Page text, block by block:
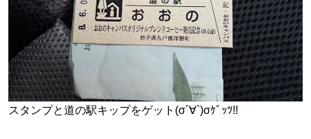
スタンプと道の駅キップをゲット(σ´∀`)σｹﾞｯﾂ!!